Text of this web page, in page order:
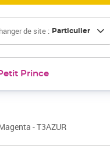
de site : Particulier
Prince
- T3AZUR